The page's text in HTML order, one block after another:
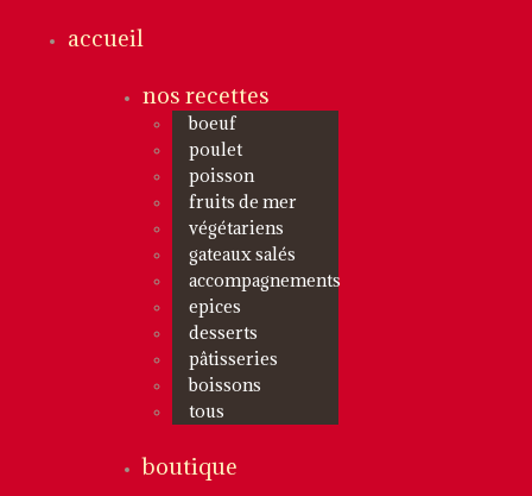
accueil
nos recettes
boeuf
poulet
poisson
fruits de mer
végétariens
gateaux salés
accompagnements
epices
desserts
pâtisseries
boissons
tous
boutique